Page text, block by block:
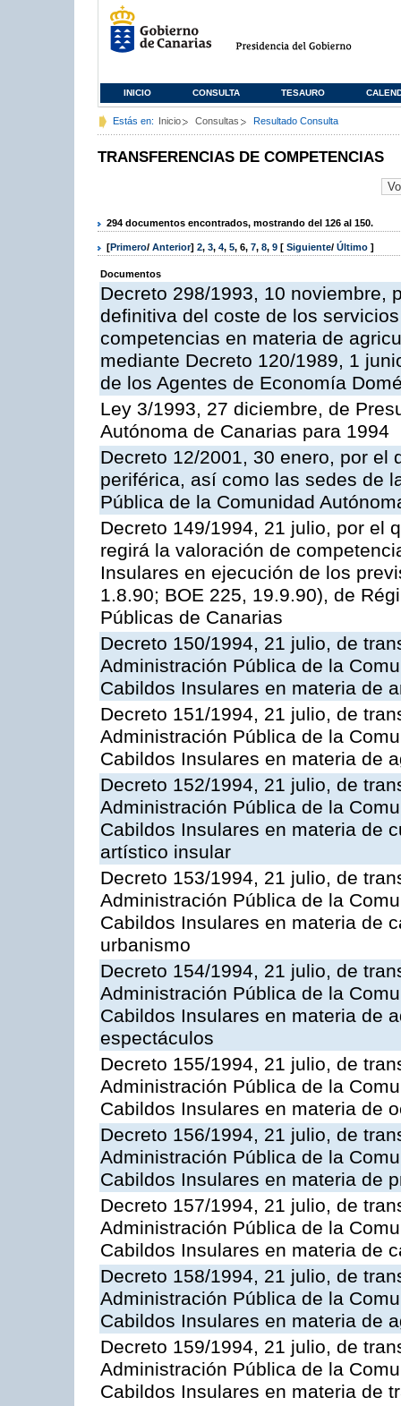
INICIO CONSULTA TESAURO
Estás en: Inicio Consultas Resultado Consulta
TRANSFERENCIAS DE COMPETENCIAS
294 documentos encontrados, mostrando del 126 al 150.
[Primero/ Anterior] 2, 3, 4, 5, 6, 7, 8, 9 [ Siguiente/ Último ]
Documentos
Decreto 298/1993, 10 noviembre,
definitiva del coste de los
competencias en materia de
mediante Decreto 120/1989, 1
de los Agentes de Economía
Ley 3/1993, 27 diciembre, de
Autónoma de Canarias para 1994
Decreto 12/2001, 30 enero, por el
periférica, así como las sedes de
Pública de la Comunidad
Decreto 149/1994, 21 julio, por el
regirá la valoración de
Insulares en ejecución de los
1.8.90; BOE 225, 19.9.90), de
Públicas de Canarias
Decreto 150/1994, 21 julio, de
Administración Pública de la
Cabildos Insulares en materia de
Decreto 151/1994, 21 julio, de
Administración Pública de la
Cabildos Insulares en materia de
Decreto 152/1994, 21 julio, de
Administración Pública de la
Cabildos Insulares en materia de
artístico insular
Decreto 153/1994, 21 julio, de
Administración Pública de la
Cabildos Insulares en materia de
urbanismo
Decreto 154/1994, 21 julio, de
Administración Pública de la
Cabildos Insulares en materia de
espectáculos
Decreto 155/1994, 21 julio, de
Administración Pública de la
Cabildos Insulares en materia de
Decreto 156/1994, 21 julio, de
Administración Pública de la
Cabildos Insulares en materia de
Decreto 157/1994, 21 julio, de
Administración Pública de la
Cabildos Insulares en materia de
Decreto 158/1994, 21 julio, de
Administración Pública de la
Cabildos Insulares en materia de
Decreto 159/1994, 21 julio, de
Administración Pública de la
Cabildos Insulares en materia de